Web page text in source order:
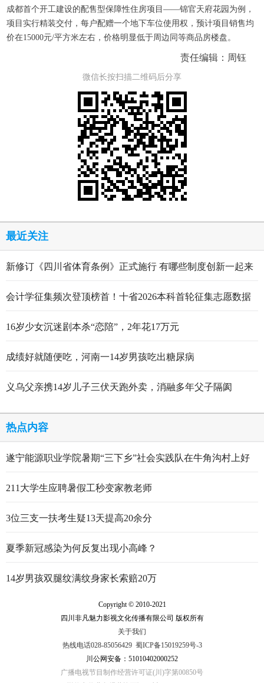
成都首个开工建设的配售型保障性住房项目——锦官天府花园为例，
项目实行精装交付，每户配赠一个地下车位使用权，预计项目销售均
价在15000元/平方米左右，价格明显低于周边同等商品房楼盘。
责任编辑：周钰
微信长按扫描二维码后分享
最近关注
新修订《四川省体育条例》正式施行 有哪些制度创新一起来
会计学征集频次登顶榜首！十省2026本科首轮征集志愿数据
16岁少女沉迷剧本杀“恋陪”，2年花17万元
成绩好就随便吃，河南一14岁男孩吃出糖尿病
义乌父亲携14岁儿子三伏天跑外卖，消融多年父子隔阂
热点内容
遂宁能源职业学院暑期“三下乡”社会实践队在牛角沟村上好
211大学生应聘暑假工秒变家教老师
3位三支一扶考生疑13天提高20余分
夏季新冠感染为何反复出现小高峰？
14岁男孩双腿纹满纹身家长索赔20万
Copyright © 2010-2021
四川非凡魅力影视文化传播有限公司 版权所有
关于我们
热线电话028-85056429 蜀ICP备15019259号-3
川公网安备：51010402000252
广播电视节目制作经营许可证(川)字第00850号